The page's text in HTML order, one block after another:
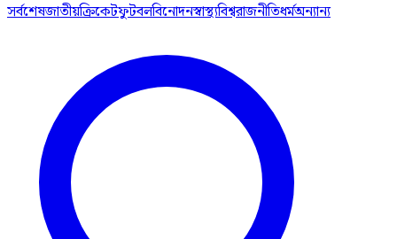
সর্বশেষজাতীয়ক্রিকেটফুটবলবিনোদনস্বাস্থ্যবিশ্বরাজনীতিধর্মঅন্যান্য